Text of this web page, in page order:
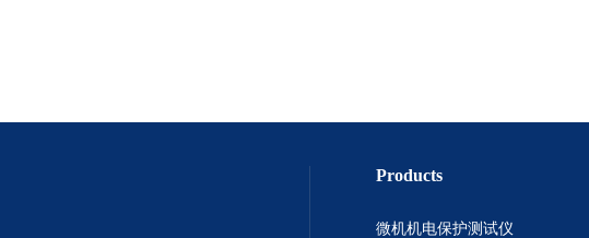
Products
微机机电保护测试仪